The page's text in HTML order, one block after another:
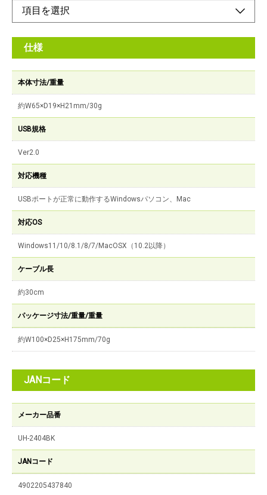
仕様
本体寸法/重量
約W65×D19×H21mm/30g
USB規格
Ver2.0
対応機種
USBポートが正常に動作するWindowsパソコン、Mac
対応OS
Windows11/10/8.1/8/7/MacOSX（10.2以降）
ケーブル長
約30cm
パッケージ寸法/重量/重量
約W100×D25×H175mm/70g
JANコード
メーカー品番
UH-2404BK
JANコード
4902205437840